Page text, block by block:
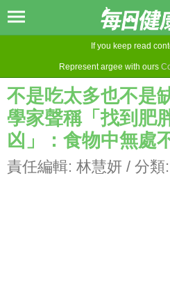
If you keep read
Represent argee with ours
不是吃太多也不
學家聲稱「找到肥
凶」：食物中無處
責任編輯: 林慧妍 / 分類: